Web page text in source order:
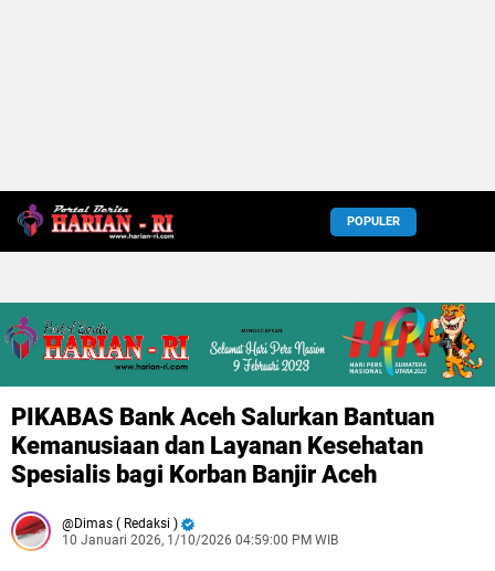
POPULER
PIKABAS Bank Aceh Salurkan Bantuan
Kemanusiaan dan Layanan Kesehatan
Spesialis bagi Korban Banjir Aceh
Dimas ( Redaksi )
10 Januari 2026, 1/10/2026 04:59:00 PM WIB